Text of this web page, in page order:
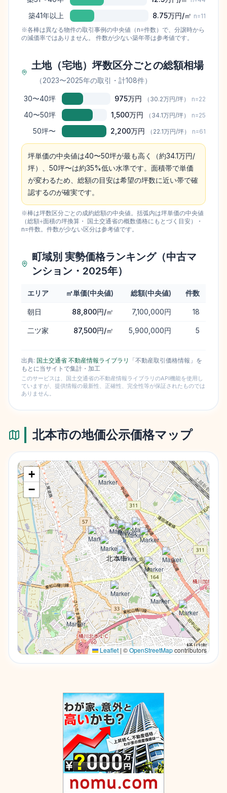
築41年以上 8.75万円/㎡ n=11
※各棒は異なる物件の取引事例の中央値（n=件数）で、分譲時から
の減価率ではありません。 件数が少ない築年帯は参考値です。
土地（宅地）坪数区分ごとの総額相場
（2023〜2025年の取引 ・計108件）
30〜40坪 975万円 （ 30.2万円/坪） n=22
40〜50坪 1,500万円 （ 34.1万円/坪） n=25
50坪〜 2,200万円 （ 22.1万円/坪） n=61
坪単価の中央値は40〜50坪が最も高く（約34.1万円/
坪）、50坪〜は約35%低い水準です。面積帯で単価
が変わるため、総額の目安は希望の坪数に近い帯で確
認するのが確実です。
※棒は坪数区分ごとの成約総額の中央値。括弧内は坪単価の中央値
（総額÷面積の坪換算・ 国土交通省の概数価格にもとづく目安）・
n=件数。件数が少ない区分は参考値です。
町域別 実勢価格ランキング（中古マ
ンション・2025年）
町域別 実勢価格ランキング（中古マンション・2025年）
エリア ㎡単価(中央値) 総額(中央値) 件数
朝日 88,800円/㎡ 7,100,000円 18
二ツ家 87,500円/㎡ 5,900,000円 5
出典: 国土交通省 不動産情報ライブラリ
「不動産取引価格情報」を
もとに当サイトで集計・加工
このサービスは、国土交通省の不動産情報ライブラリのAPI機能を使用し
ていますが、提供情報の最新性、正確性、完全性等が保証されたものでは
ありません。
北本市の地価公示価格マップ
+
−
Leaflet | ©OpenStreetMapcontributors